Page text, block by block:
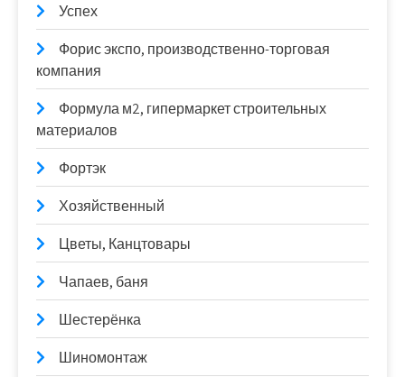
Успех
Форис экспо, производственно-торговая
компания
Формула м2, гипермаркет строительных
материалов
Фортэк
Хозяйственный
Цветы, Канцтовары
Чапаев, баня
Шестерёнка
Шиномонтаж